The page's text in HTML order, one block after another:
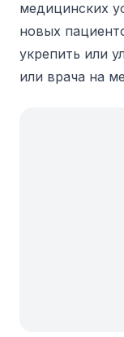
медицинских
новых
укрепить или
или врача на